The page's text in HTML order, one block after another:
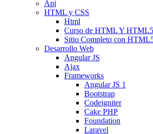
Api
HTML y CSS
Html
Curso de HTML Y HTML5
Sitio Completo con
Desarrollo Web
Angular JS
Ajax
Frameworks
Angular JS 1
Bootstrap
Codeigniter
Cake PHP
Foundation
Laravel